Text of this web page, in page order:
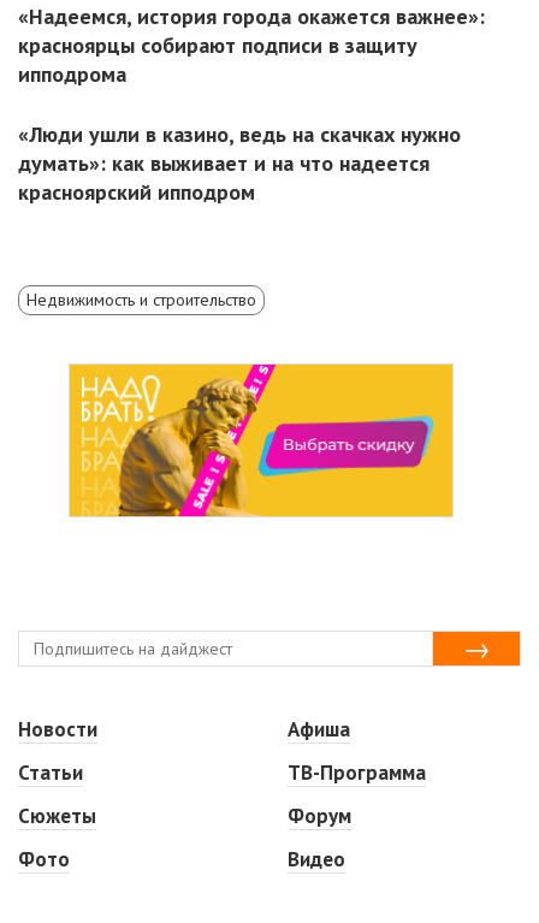
«Надеемся, история города окажется важнее»:
красноярцы собирают подписи в защиту
ипподрома
«Люди ушли в казино, ведь на скачках нужно
думать»: как выживает и на что надеется
красноярский ипподром
Недвижимость и строительство
Новости
Статьи
Сюжеты
Фото
Афиша
ТВ-Программа
Форум
Видео